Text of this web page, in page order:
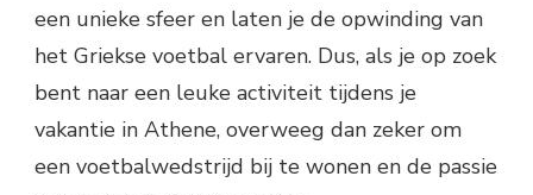
een unieke sfeer en laten je de opwinding van
het Griekse voetbal ervaren. Dus, als je op zoek
bent naar een leuke activiteit tijdens je
vakantie in Athene, overweeg dan zeker om
een voetbalwedstrijd bij te wonen en de passie